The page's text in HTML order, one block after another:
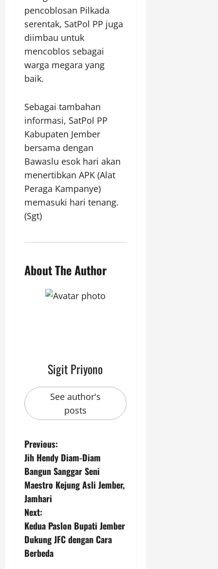
pencoblosan Pilkada
serentak, SatPol PP juga
diimbau untuk
mencoblos sebagai
warga megara yang
baik.
Sebagai tambahan
informasi, SatPol PP
Kabupaten Jember
bersama dengan
Bawaslu esok hari akan
menertibkan APK (Alat
Peraga Kampanye)
memasuki hari tenang.
(Sgt)
About The Author
Sigit Priyono
See author's
posts
P
o
s
t
n
a
Previous:
Jih Hendy Diam-Diam
Bangun Sanggar Seni
Maestro Kejung Asli Jember,
Jamhari
Next:
Kedua Paslon Bupati Jember
Dukung JFC dengan Cara
Berbeda